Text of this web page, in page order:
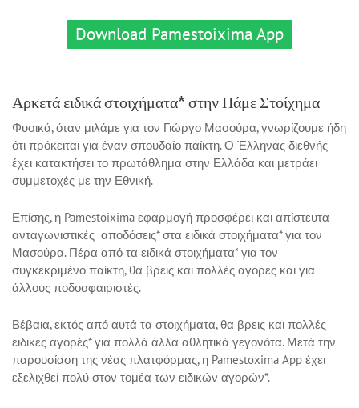
Download Pamestoixima App
Αρκετά ειδικά στοιχήματα* στην Πάμε Στοίχημα
Φυσικά, όταν μιλάμε για τον Γιώργο Μασούρα, γνωρίζουμε ήδη
ότι πρόκειται για έναν σπουδαίο παίκτη. Ο Έλληνας διεθνής
έχει κατακτήσει το πρωτάθλημα στην Ελλάδα και μετράει
συμμετοχές με την Εθνική.
Επίσης, η Pamestoixima εφαρμογή προσφέρει και απίστευτα
ανταγωνιστικές αποδόσεις* στα ειδικά στοιχήματα* για τον
Μασούρα. Πέρα από τα ειδικά στοιχήματα* για τον
συγκεκριμένο παίκτη, θα βρεις και πολλές αγορές και για
άλλους ποδοσφαιριστές.
Βέβαια, εκτός από αυτά τα στοιχήματα, θα βρεις και πολλές
ειδικές αγορές* για πολλά άλλα αθλητικά γεγονότα. Μετά την
παρουσίαση της νέας πλατφόρμας, η Pamestoxima App έχει
εξελιχθεί πολύ στον τομέα των ειδικών αγορών*.